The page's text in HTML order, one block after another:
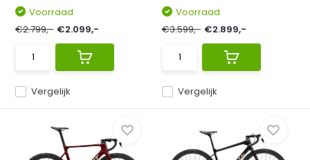
Vergelijk
Voorraad
€2.799,- €2.099,-
Vergelijk
Voorraad
€3.599,- €2.899,-